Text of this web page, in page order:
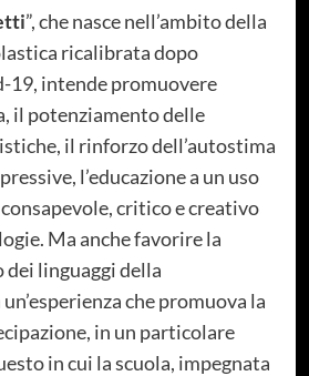
”, che nasce nell’ambito della
ricalibrata dopo
19, intende promuovere
il potenziamento delle
il rinforzo dell’autostima
l’educazione a un uso
critico e creativo
Ma anche favorire la
dei linguaggi della
che promuova la
in un particolare
in cui la scuola, impegnata